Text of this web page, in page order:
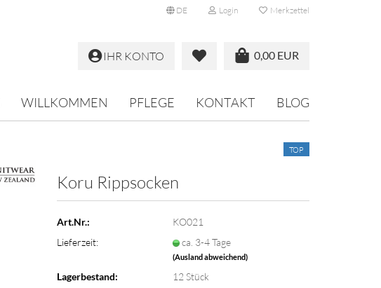
DE Login Merkzettel
0,00 EUR
IHR KONTO
WILLKOMMEN PFLEGE KONTAKT BLOG
TOP
Koru Rippsocken
Art.Nr.:
KO021
Lieferzeit:
ca. 3-4 Tage
(Ausland abweichend)
Lagerbestand: 12 Stück